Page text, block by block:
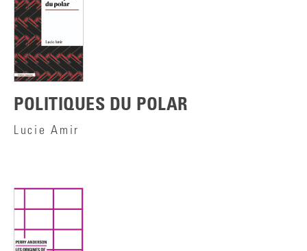
POLITIQUES DU POLAR
Lucie Amir